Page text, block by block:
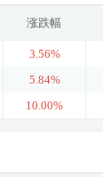
涨跌幅
3.56%
5.84%
10.00%